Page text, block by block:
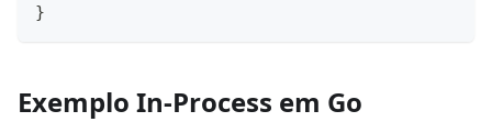
}
Exemplo In-Process em Go